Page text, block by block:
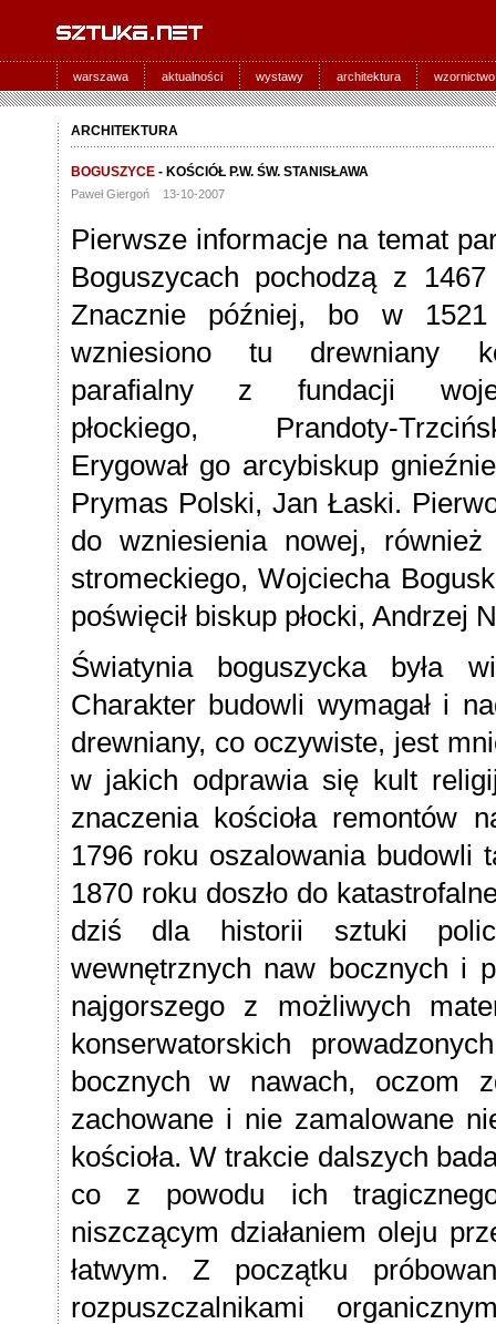
warszawa aktualności wystawy architektura wzornictwo
ARCHITEKTURA
BOGUSZYCE- KOŚCIÓŁ P.W. ŚW. STANISŁAWA
Paweł Giergoń 13-10-2007
Pierwsze informacje na temat
Boguszycach pochodzą z
Znacznie później, bo w
wzniesiono tu drewniany
parafialny z fundacji
płockiego, Prandoty-
Erygował go arcybiskup
Prymas Polski, Jan Łaski.
do wzniesienia nowej,
stromeckiego, Wojciecha
poświęcił biskup płocki, Andrzej
Światynia boguszycka była
Charakter budowli wymagał i
drewniany, co oczywiste, jest
w jakich odprawia się kult
znaczenia kościoła remontów
1796 roku oszalowania budowli
1870 roku doszło do
dziś dla historii sztuki
wewnętrznych naw bocznych i
najgorszego z możliwych
konserwatorskich
bocznych w nawach, oczom
zachowane i nie zamalowane
kościoła. W trakcie dalszych
co z powodu ich
niszczącym działaniem oleju
łatwym. Z początku
rozpuszczalnikami